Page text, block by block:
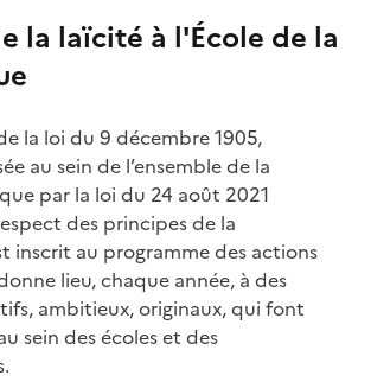
la laïcité à l'École de la
la loi du 9 décembre 1905,
au sein de l’ensemble de la
par la loi du 24 août 2021
des principes de la
inscrit au programme des actions
lieu, chaque année, à des
ambitieux, originaux, qui font
sein des écoles et des